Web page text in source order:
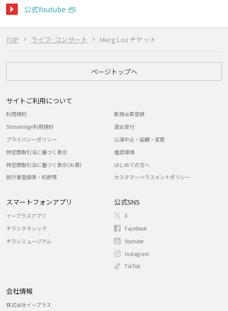
TOP ライブ･コンサート Merg Lou チケット
公式Youtube
ページトップへ
サイトご利用について
利用規約
Streaming+利用規約
プライバシーポリシー
特定商取引法に基づく表示
特定商取引法に基づく表示(お酒)
旅行業登録表・約款等
新規会員登録
退会受付
公演中止・延期・変更
推奨環境
はじめての方へ
カスタマーハラスメントポリシー
スマートフォンアプリ
イープラスアプリ
チラシクラシック
チラシミュージアム
公式SNS
X
Facebook
Youtube
Instagram
TikTok
会社情報
株式会社イープラス